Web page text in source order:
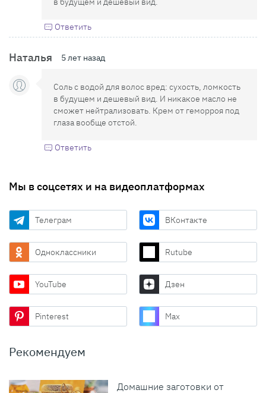
Ответить
Наталья 5 лет назад
Соль с водой для волос вред: сухость, ломкость
в будущем и дешевый вид. И никакое масло не
сможет нейтрализовать. Крем от геморроя под
глаза вообще отстой.
Ответить
Мы в соцсетях и на видеоплатформах
Телеграм ВКонтакте
Одноклассники Rutube
YouTube Дзен
Pinterest Max
Рекомендуем
Домашние заготовки от